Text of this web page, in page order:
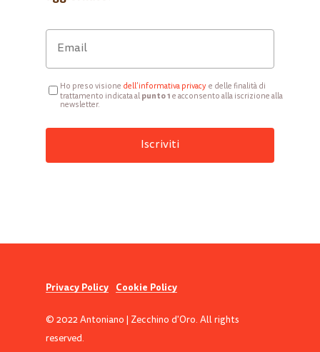
Ho preso visione dell’informativa privacye delle finalità di
trattamento indicata al punto 1 e acconsento alla iscrizione alla
newsletter.
Privacy Policy Cookie Policy
© 2022 Antoniano | Zecchino d'Oro. All rights
reserved.